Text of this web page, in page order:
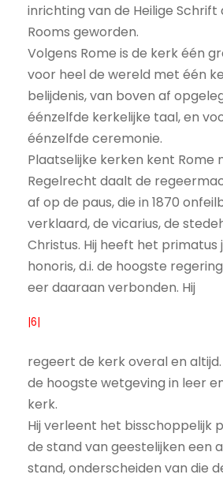
inrichting van de Heilige
Rooms geworden.
Volgens Rome is de kerk één
voor heel de wereld met één
belijdenis, van boven af
éénzelfde kerkelijke taal, en
éénzelfde ceremonie.
Plaatselijke kerken kent Rome
Regelrecht daalt de
af op de paus, die in 1870
verklaard, de vicarius, de
Christus. Hij heeft het primatus
honoris, d.i. de hoogste
eer daaraan verbonden. Hij
|6|
regeert de kerk overal en
de hoogste wetgeving in leer
kerk.
Hij verleent het bisschoppelijk
de stand van geestelijken een
stand, onderscheiden van die